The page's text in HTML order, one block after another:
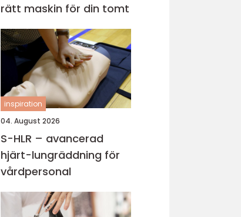
rätt maskin för din tomt
inspiration
04. August 2026
S-HLR – avancerad
hjärt-lungräddning för
vårdpersonal